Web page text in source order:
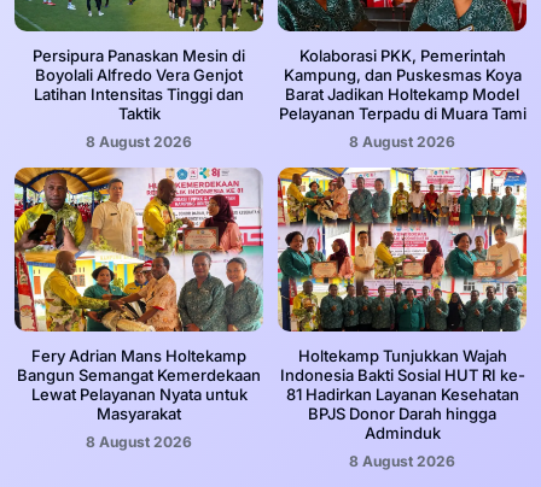
Persipura Panaskan Mesin di
Boyolali Alfredo Vera Genjot
Latihan Intensitas Tinggi dan
Taktik
8 August 2026
Kolaborasi PKK, Pemerintah
Kampung, dan Puskesmas Koya
Barat Jadikan Holtekamp Model
Pelayanan Terpadu di Muara Tami
8 August 2026
Fery Adrian Mans Holtekamp
Bangun Semangat Kemerdekaan
Lewat Pelayanan Nyata untuk
Masyarakat
8 August 2026
Holtekamp Tunjukkan Wajah
Indonesia Bakti Sosial HUT RI ke-
81 Hadirkan Layanan Kesehatan
BPJS Donor Darah hingga
Adminduk
8 August 2026